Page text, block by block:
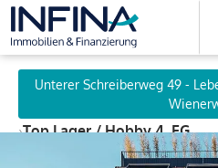
Unterer Schreiberweg 49 -
›Top Lager / Hobby 4, EG